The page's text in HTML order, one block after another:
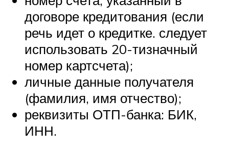
договоре кредитования (если
речь идет о кредитке. следует
использовать 20-тизначный
номер картсчета);
личные данные получателя
(фамилия, имя отчество);
реквизиты ОТП-банка: БИК,
ИНН.